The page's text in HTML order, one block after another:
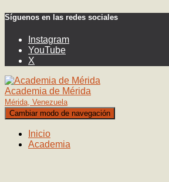
Síguenos en las redes sociales
Instagram
YouTube
X
Academia de Mérida
Mérida, Venezuela
Cambiar modo de navegación
Inicio
Academia